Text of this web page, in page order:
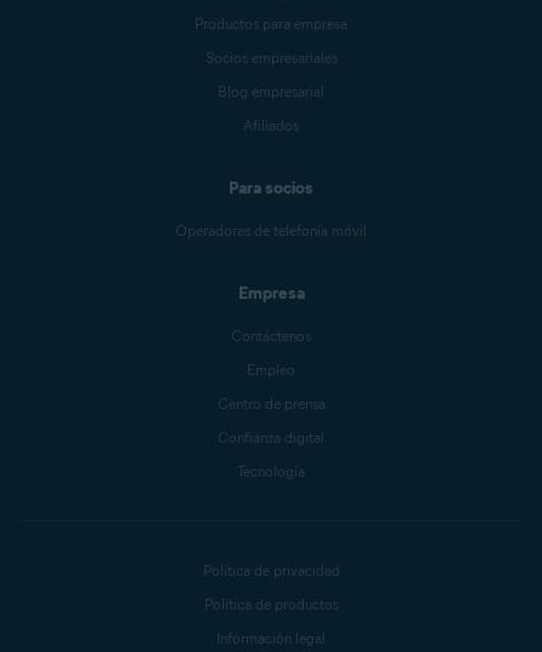
Productos para empresa
Socios empresariales
Blog empresarial
Afiliados
Para socios
Operadores de telefonía móvil
Empresa
Contáctenos
Empleo
Centro de prensa
Confianza digital
Tecnología
Política de privacidad
Política de productos
Información legal